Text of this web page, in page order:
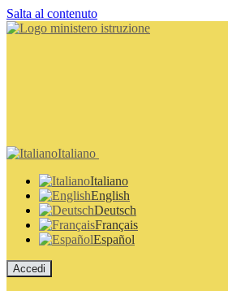
Salta al contenuto
Italiano
Italiano
English
Deutsch
Français
Español
Accedi